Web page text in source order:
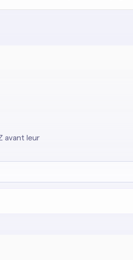
avant leur